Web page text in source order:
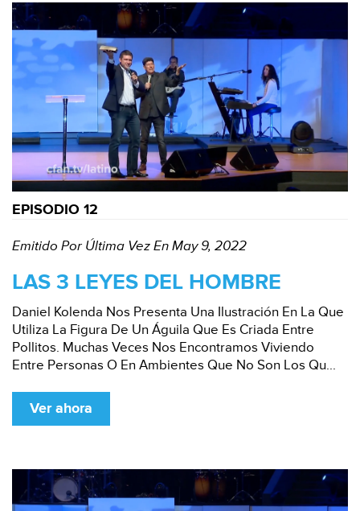
EPISODIO 12
Emitido Por Última Vez En May 9, 2022
LAS 3 LEYES DEL HOMBRE
Daniel Kolenda Nos Presenta Una Ilustración En La Que
Utiliza La Figura De Un Águila Que Es Criada Entre
Pollitos. Muchas Veces Nos Encontramos Viviendo
Entre Personas O En Ambientes Que No Son Los Qu...
Ver ahora